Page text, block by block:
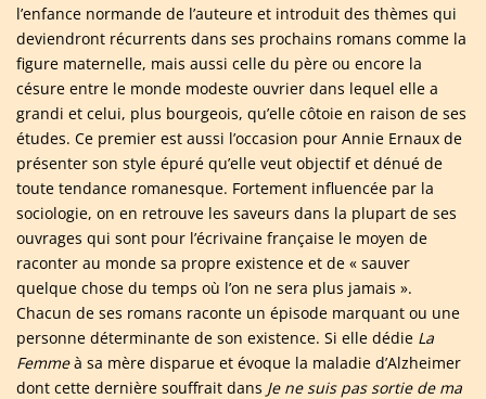
l’enfance normande de l’auteure et introduit des thèmes qui
deviendront récurrents dans ses prochains romans comme la
figure maternelle, mais aussi celle du père ou encore la
césure entre le monde modeste ouvrier dans lequel elle a
grandi et celui, plus bourgeois, qu’elle côtoie en raison de ses
études. Ce premier est aussi l’occasion pour Annie Ernaux de
présenter son style épuré qu’elle veut objectif et dénué de
toute tendance romanesque. Fortement influencée par la
sociologie, on en retrouve les saveurs dans la plupart de ses
ouvrages qui sont pour l’écrivaine française le moyen de
raconter au monde sa propre existence et de « sauver
quelque chose du temps où l’on ne sera plus jamais ».
Chacun de ses romans raconte un épisode marquant ou une
personne déterminante de son existence. Si elle dédie La
Femmeà sa mère disparue et évoque la maladie d’Alzheimer
dont cette dernière souffrait dans Je ne suis pas sortie de ma